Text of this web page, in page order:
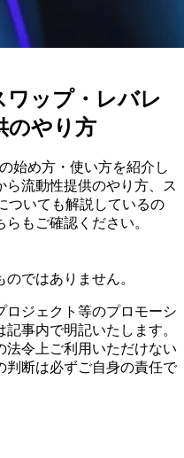
ワップ・レバレ
のやり方
始め方・使い方を紹介し
流動性提供のやり方、ス
ついても解説しているの
もご確認ください。
ではありません。
ロジェクト等のプロモーシ
事内で明記いたします。
法令上ご利用いただけない
判断は必ずご自身の責任で